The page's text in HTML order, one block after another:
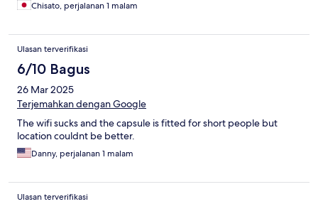
Chisato, perjalanan 1 malam
Ulasan terverifikasi
6/10 Bagus
26 Mar 2025
Terjemahkan dengan Google
The wifi sucks and the capsule is fitted for short people but
location couldnt be better.
Danny, perjalanan 1 malam
Ulasan terverifikasi